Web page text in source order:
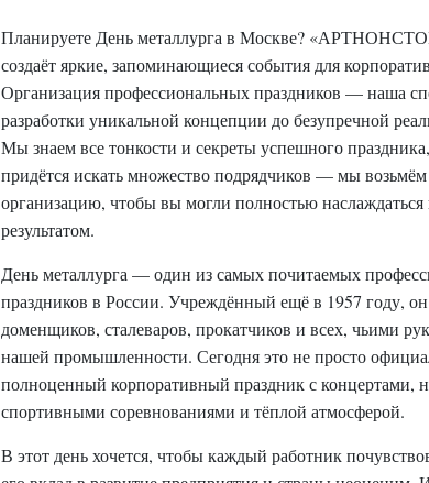
Планируете День металлурга в Москве?
создаёт яркие, запоминающиеся события для
Организация профессиональных праздников — наша
разработки уникальной концепции до безупречной
Мы знаем все тонкости и секреты успешного
придётся искать множество подрядчиков — мы
организацию, чтобы вы могли полностью наслаждаться
результатом.
День металлурга — один из самых почитаемых
праздников в России. Учреждённый ещё в 1957 году, он
доменщиков, сталеваров, прокатчиков и всех, чьими
нашей промышленности. Сегодня это не просто
полноценный корпоративный праздник с концертами,
спортивными соревнованиями и тёплой атмосферой.
В этот день хочется, чтобы каждый работник